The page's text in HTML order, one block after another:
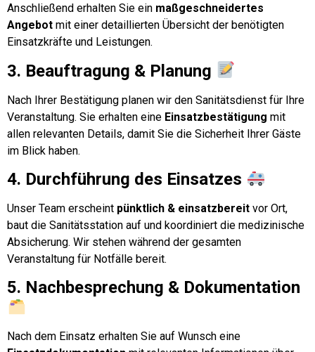
Anschließend erhalten Sie ein maßgeschneidertes
Angebot mit einer detaillierten Übersicht der benötigten
Einsatzkräfte und Leistungen.
3. Beauftragung & Planung
Nach Ihrer Bestätigung planen wir den Sanitätsdienst für Ihre
Veranstaltung. Sie erhalten eine Einsatzbestätigung mit
allen relevanten Details, damit Sie die Sicherheit Ihrer Gäste
im Blick haben.
4. Durchführung des Einsatzes
Unser Team erscheint pünktlich & einsatzbereit vor Ort,
baut die Sanitätsstation auf und koordiniert die medizinische
Absicherung. Wir stehen während der gesamten
Veranstaltung für Notfälle bereit.
5. Nachbesprechung & Dokumentation
Nach dem Einsatz erhalten Sie auf Wunsch eine